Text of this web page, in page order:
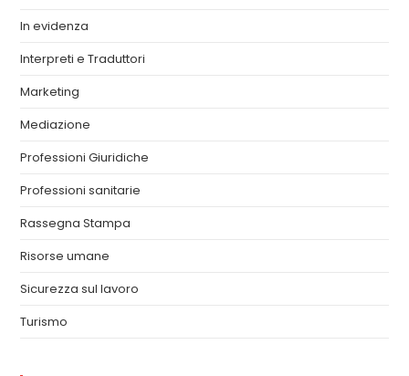
In evidenza
Interpreti e Traduttori
Marketing
Mediazione
Professioni Giuridiche
Professioni sanitarie
Rassegna Stampa
Risorse umane
Sicurezza sul lavoro
Turismo